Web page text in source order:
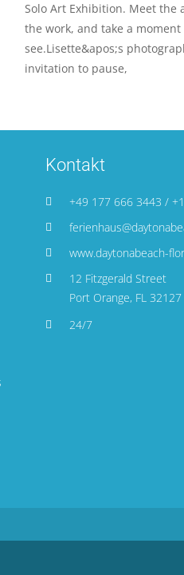
Solo Art Exhibition. Meet the
the work, and take a
see.Lisette&apos;s
invitation to pause,
Kontakt
+49 177 666 3443 /
www.daytonabeach-
12 Fitzgerald Street
Port Orange, FL 32127
24/7